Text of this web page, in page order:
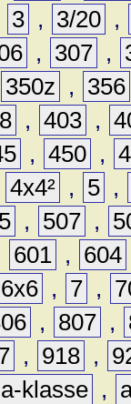
3 , 3/20 ,
, 307 ,
350z ,
356
, 403 ,
, 450 ,
4x4² , 5 ,
, 507 ,
601 , 604
6x6 , 7 ,
, 807 ,
, 918 ,
a-klasse ,